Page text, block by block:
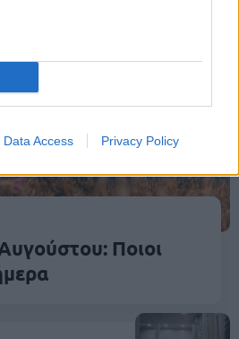
Data Access Privacy Policy
Ποιοι